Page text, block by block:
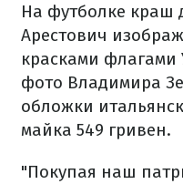
На футболке краш
Арестович
красками
фото Владимира
обложки
майка 549 ​​гривен.
"Покупая наш